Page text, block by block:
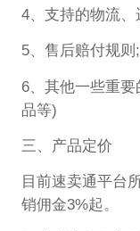
4、支持的物流、
5、售后赔付规则;
6、其他一些重
品等)
三、产品定价
目前速卖通平台
销佣金3%起。